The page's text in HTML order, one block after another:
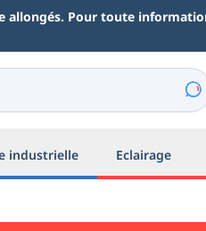
allongés. Pour toute
industrielle Eclairage